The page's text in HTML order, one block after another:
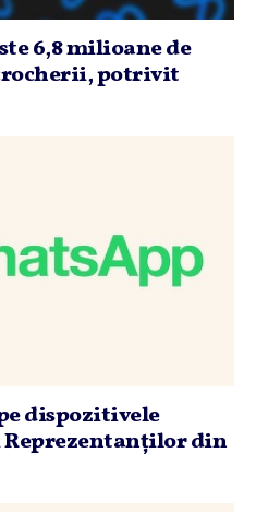
6,8 milioane de
potrivit
dispozitivele
din